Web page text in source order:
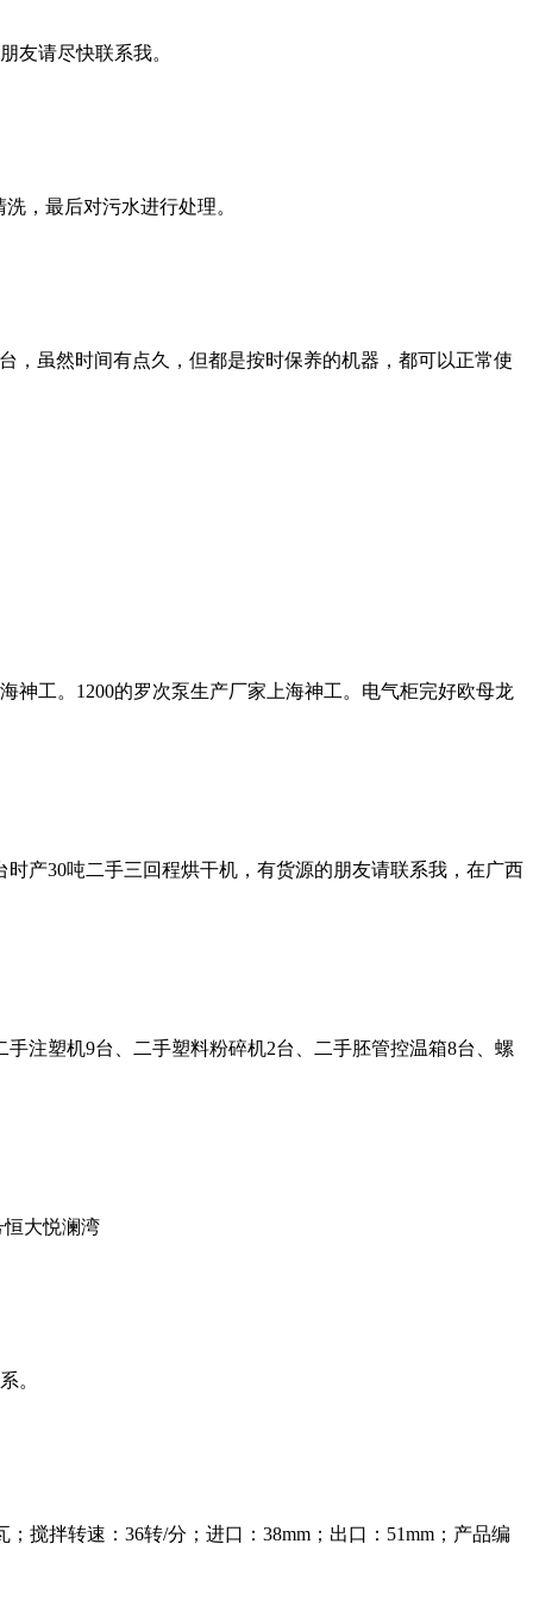
友请尽快联系我。
，最后对污水进行处理。
，虽然时间有点久，但都是按时保养的机器，都可以正常使
神工。1200的罗次泵生产厂家上海神工。电气柜完好欧母龙
产30吨二手三回程烘干机，有货源的朋友请联系我，在广西
注塑机9台、二手塑料粉碎机2台、二手胚管控温箱8台、螺
恒大悦澜湾
。
搅拌转速：36转/分；进口：38mm；出口：51mm；产品编